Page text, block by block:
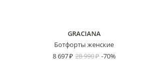
GRACIANA
Ботфорты женские
8 697
28 990 -70%